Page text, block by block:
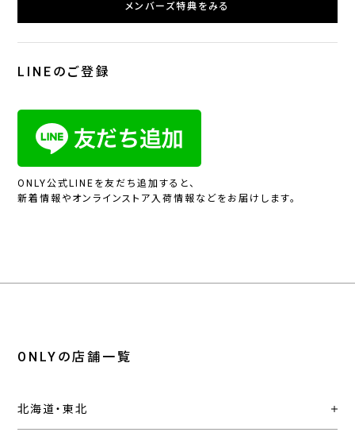
メンバーズ特典をみる
LINEのご登録
ONLY公式LINEを友だち追加すると、
新着情報やオンラインストア入荷情報などをお届けします。
ONLYの店舗一覧
北海道・東北